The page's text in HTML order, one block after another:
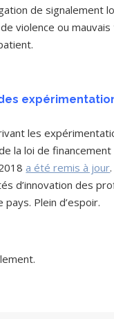
de signalement
violence ou
les
la loi de
a été remis à jour
d’innovation des
pays. Plein d’espoir.